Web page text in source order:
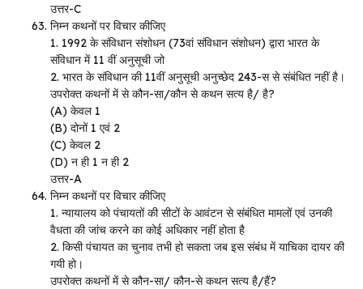
उत्तर-C
निम्न कथनों पर विचार कीजिए
1. 1992 के संविधान संशोधन (73वां संविधान संशोधन) द्वारा भारत के
संविधान में 11 वीं अनुसूची जो
2. भारत के संविधान की 11वीं अनुसूची अनुच्छेद 243-स से संबंधित नहीं है।
उपरोक्त कथनों में से कौन-सा/कौन से कथन सत्य है/ है?
(A) केवल 1
(B) दोनों 1 एवं 2
(C) केवल 2
(D) न ही 1 न ही 2
उत्तर-A
निम्न कथनों पर विचार कीजिए
1. न्यायालय को पंचायतों की सीटों के आवंटन से संबंधित मामलों एवं उनकी
वैधता की जांच करने का कोई अधिकार नहीं होता है
2. किसी पंचायत का चुनाव तभी हो सकता जब इस संबंध में याचिका दायर की
गयी हो।
उपरोक्त कथनों में से कौन-सा/ कौन-से कथन सत्य है/हैं?